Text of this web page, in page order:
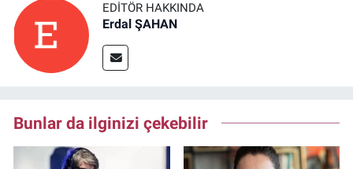
EDITÖR HAKKINDA
Erdal ŞAHAN
Bunlar da ilginizi çekebilir